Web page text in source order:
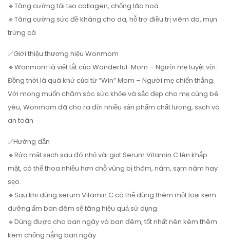
🔹Tăng cường tái tạo collagen, chống lão hoá
🔹Tăng cường sức đề kháng cho da, hỗ trợ điều trị viêm da, mụn
trứng cá
✅Giới thiệu thương hiệu Wonmom
🔹Wonmom là viết tắt của Wonderful-Mom – Người mẹ tuyệt vời.
Đồng thời là quá khứ của từ “Win” Mom – Người mẹ chiến thắng.
Với mong muốn chăm sóc sức khỏe và sắc đẹp cho mẹ cùng bé
yêu, Wonmom đã cho ra đời nhiều sản phẩm chất lượng, sạch và
an toàn
✅Hướng dẫn
🔹Rửa mặt sạch sau đó nhỏ vài giọt Serum Vitamin C lên khắp
mặt, có thể thoa nhiều hơn chỗ vùng bị thâm, nám, sạm nám hay
sẹo.
🔹Sau khi dùng serum Vitamin C có thể dùng thêm một loại kem
dưỡng ẩm ban đêm sẽ tăng hiệu quả sử dụng.
🔹Dùng được cho ban ngày và ban đêm, tốt nhất nên kèm thêm
kem chống nắng ban ngày.